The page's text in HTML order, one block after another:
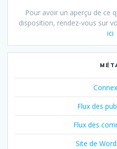
Pour avoir un aperçu de ce
disposition, rendez-vous sur
ici
Flux des
Flux des
Site de